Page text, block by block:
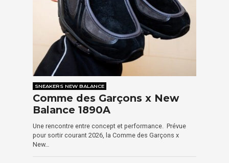
SNEAKERS NEW BALANCE
Comme des Garçons x New
Balance 1890A
Une rencontre entre concept et performance. Prévue
pour sortir courant 2026, la Comme des Garçons x
New…